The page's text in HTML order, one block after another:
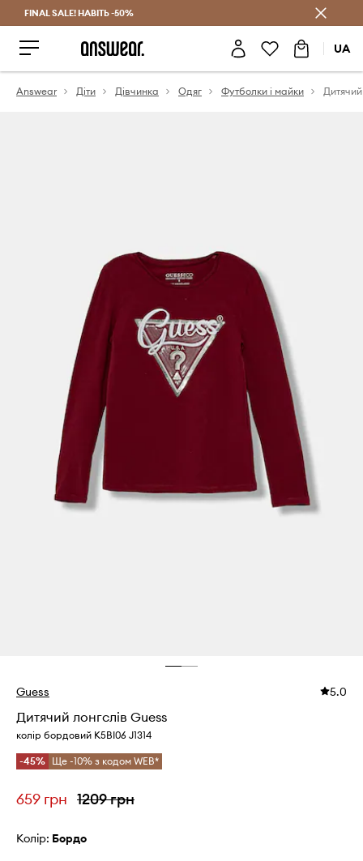
Заощаджуй з Answear Club
FINAL SALE! НАВІТЬ -50%
UA
Answear Діти Дівчинка Одяг Футболки і майки
Guess 5.0
Дитячий лонгслів Guess
колір бордовий K5BI06 J1314
-45% Ще -10% з кодом WEB*
659 грн 1209 грн
Колір: бордо